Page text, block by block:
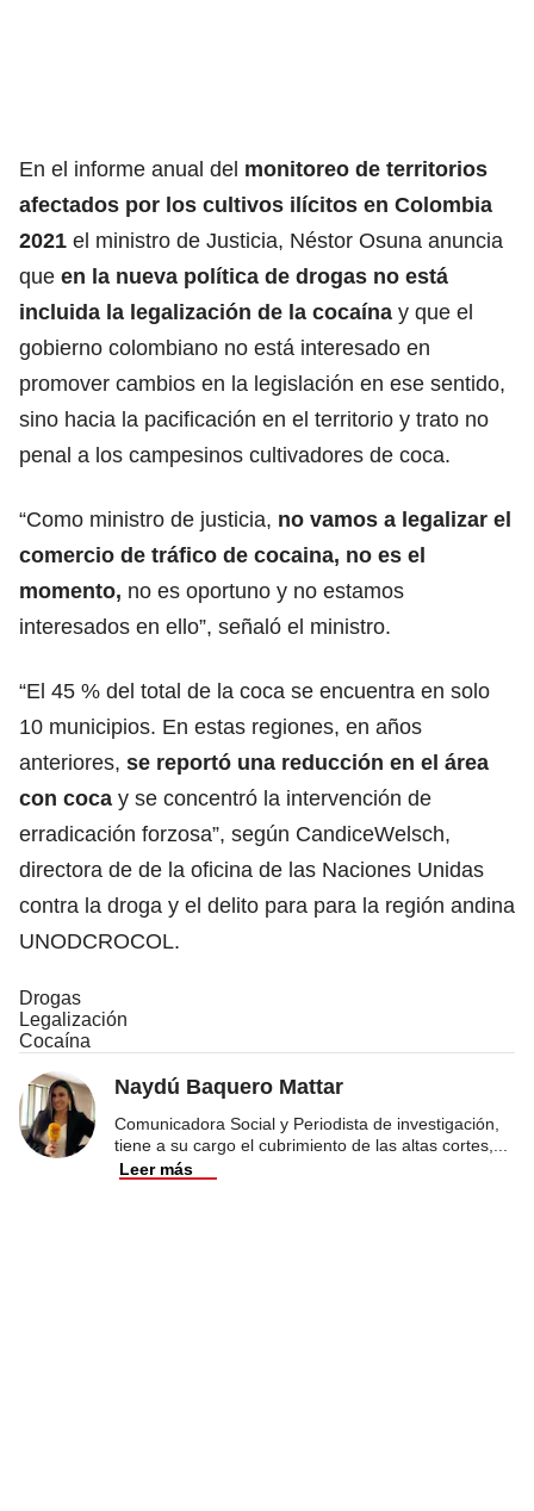
En el informe anual del monitoreo de territorios
afectados por los cultivos ilícitos en Colombia
2021 el ministro de Justicia, Néstor Osuna anuncia
que en la nueva política de drogas no está
incluida la legalización de la cocaína y que el
gobierno colombiano no está interesado en
promover cambios en la legislación en ese sentido,
sino hacia la pacificación en el territorio y trato no
penal a los campesinos cultivadores de coca.
“Como ministro de justicia, no vamos a legalizar el
comercio de tráfico de cocaina, no es el
momento, no es oportuno y no estamos
interesados en ello”, señaló el ministro.
“El 45 % del total de la coca se encuentra en solo
10 municipios. En estas regiones, en años
anteriores, se reportó una reducción en el área
con coca y se concentró la intervención de
erradicación forzosa”, según CandiceWelsch,
directora de de la oficina de las Naciones Unidas
contra la droga y el delito para para la región andina
UNODCROCOL.
Drogas
Legalización
Cocaína
Naydú Baquero Mattar
Comunicadora Social y Periodista de investigación,
tiene a su cargo el cubrimiento de las altas cortes,
Leer más